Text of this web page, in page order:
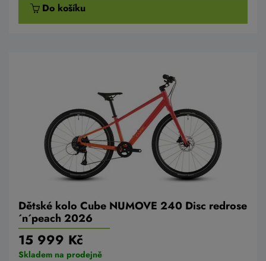
Do košíku
Dětské kolo Cube NUMOVE 240 Disc redrose
´n´peach 2026
15 999 Kč
Skladem na prodejně